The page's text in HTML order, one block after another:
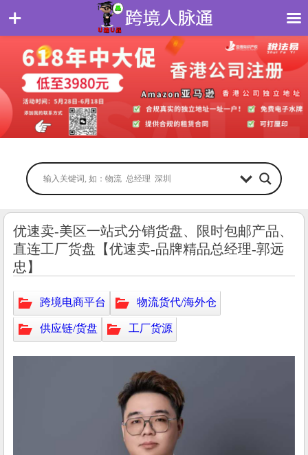
优速卖-美区一站式分销货盘、限时包邮产品、
直连工厂货盘【优速卖-品牌精品总经理-郭远
忠】
跨境电商平台 物流货代/海外仓
供应链/货盘 工厂货源